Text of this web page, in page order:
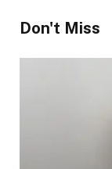
Don't Miss